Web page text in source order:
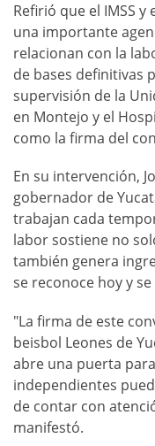
Refirió que el IMSS
una importante
relacionan con la
de bases definitivas
supervisión de la
en Montejo y el
como la firma del
En su intervención,
gobernador de
trabajan cada
labor sostiene no
también genera
se reconoce hoy y
"La firma de este
beisbol Leones de
abre una puerta
independientes
de contar con
manifestó.